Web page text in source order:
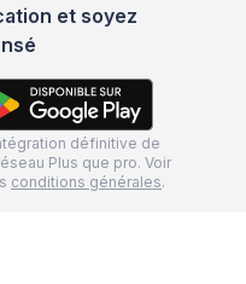
et soyez
définitive de
Plus que pro. Voir
conditions générales.